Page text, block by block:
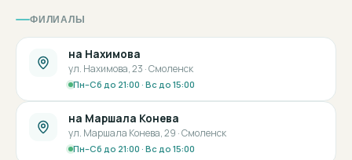
ФИЛИАЛЫ
на Нахимова
ул. Нахимова, 23 · Смоленск
Пн–Сб до 21:00 · Вс до 15:00
на Маршала Конева
ул. Маршала Конева, 29 · Смоленск
Пн–Сб до 21:00 · Вс до 15:00